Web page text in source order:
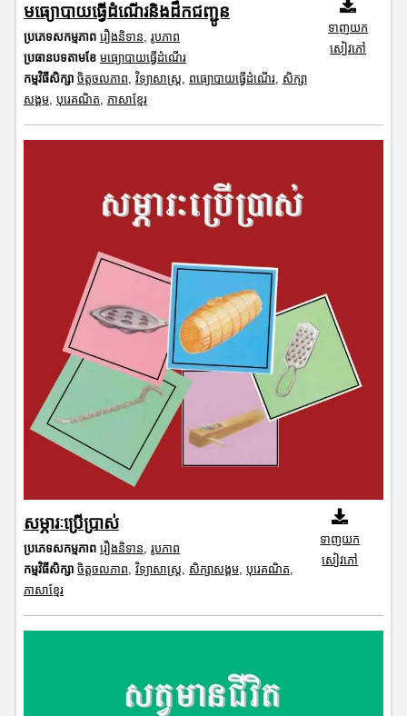
មធ្យោបាយធ្វើដំណើរនិងដឹកជញ្ជូន
ប្រភេទសកម្មភាព រឿងនិទាន រូបភាព
ប្រធានបទតាមខែ មធ្យោបាយធ្វើដំណើរ
កម្មវិធីសិក្សា ចិត្តចលភាព វិទ្យាសាស្រ្ត ពធ្យោបាយធ្វើដំណើរ, សិក្សា
សង្គម, បុរេគណិត ភាសាខ្មែរ
ទាញយក
សៀវភៅ
សម្ភារៈប្រើប្រាស់
ប្រភេទសកម្មភាព រឿងនិទាន រូបភាព
កម្មវិធីសិក្សា ចិត្តចលភាព វិទ្យាសាស្រ្ត សិក្សាសង្គម, បុរេគណិត
ភាសាខ្មែរ
ទាញយក
សៀវភៅ